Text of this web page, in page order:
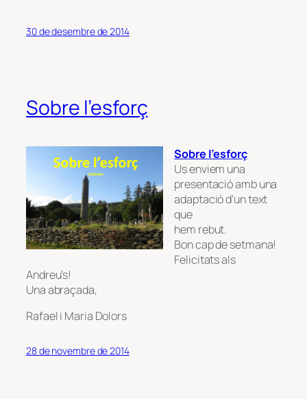
30 de desembre de 2014
Sobre l’esforç
Sobre l’esforç
Us enviem una
presentació amb una
adaptació d’un text
que
hem rebut.
Bon cap de setmana!
Felicitats als
Andreu’s!
Una abraçada,
Rafael i Maria Dolors
28 de novembre de 2014